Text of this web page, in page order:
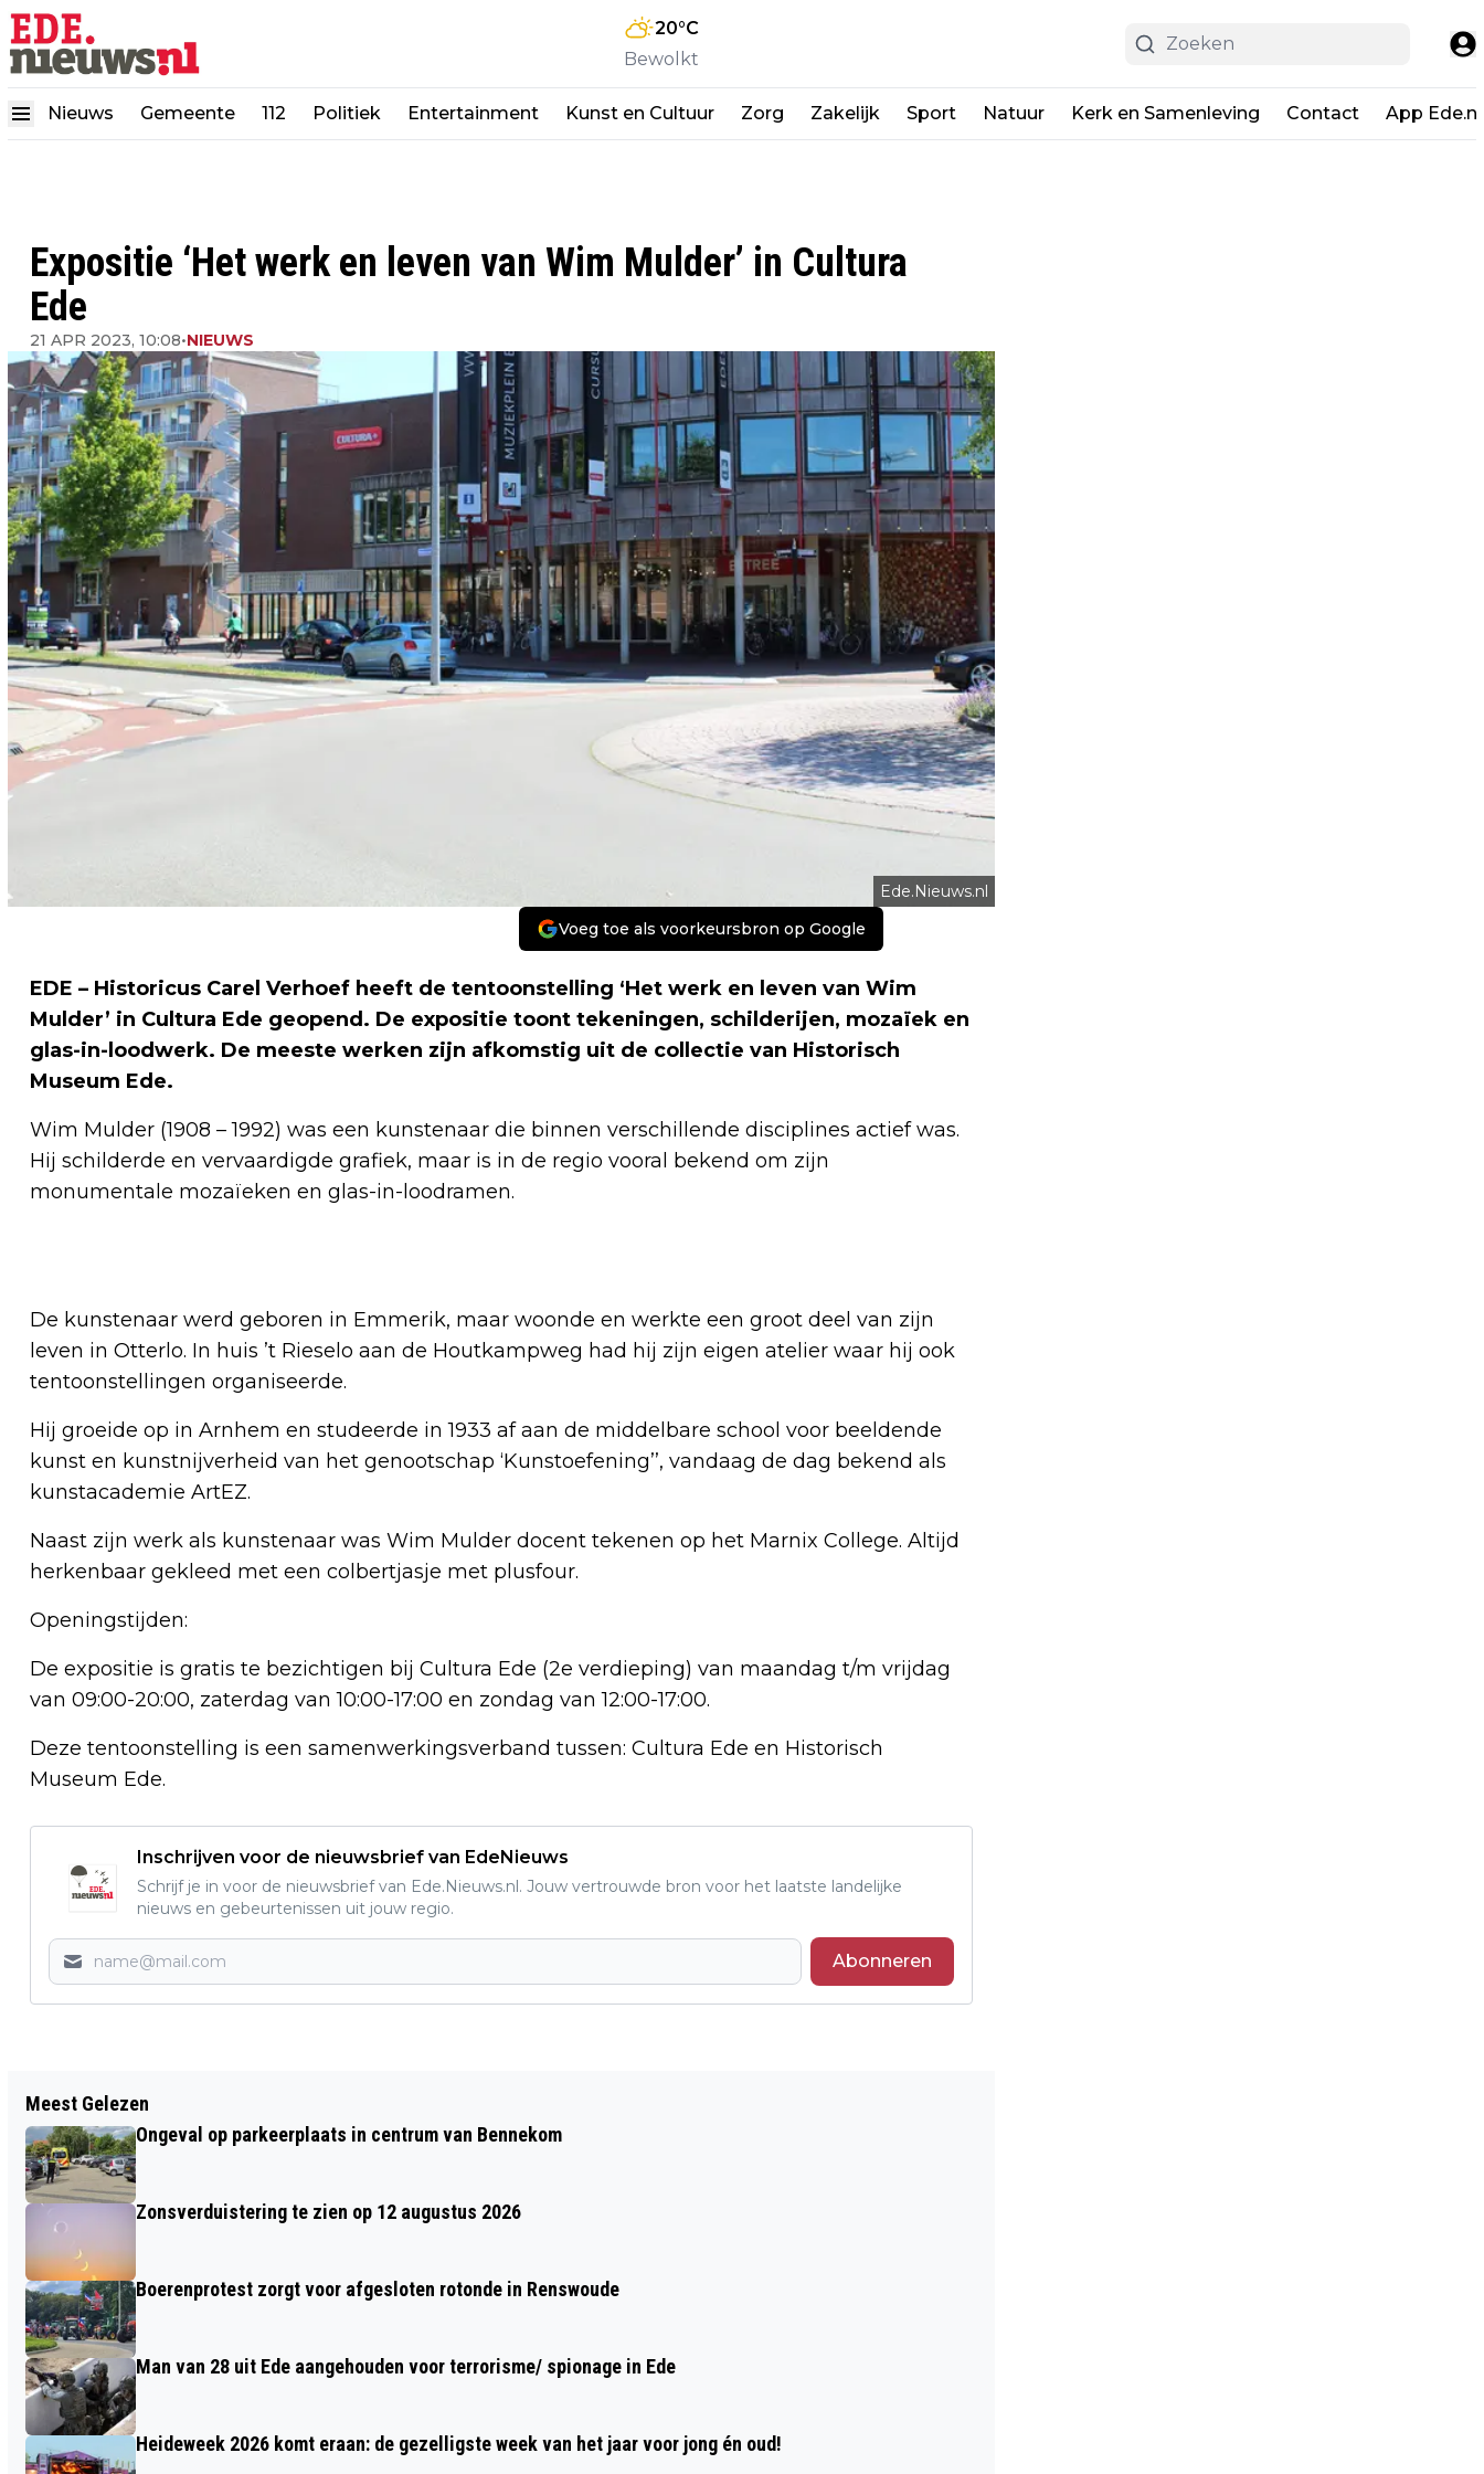
20°C
Bewolkt
Nieuws Gemeente 112 Politiek Entertainment Kunst en Cultuur Zorg Zakelijk Sport Natuur Kerk en Samenleving Contact App
Expositie ‘Het werk en leven van Wim Mulder’ in Cultura
Ede
21 APR 2023, 10:08•NIEUWS
Ede.Nieuws.nl
Voeg toe als voorkeursbron op Google
EDE – Historicus Carel Verhoef heeft de tentoonstelling ‘Het werk en leven van Wim
Mulder’ in Cultura Ede geopend. De expositie toont tekeningen, schilderijen, mozaïek en
glas-in-loodwerk. De meeste werken zijn afkomstig uit de collectie van Historisch
Museum Ede.
Wim Mulder (1908 – 1992) was een kunstenaar die binnen verschillende disciplines actief was.
Hij schilderde en vervaardigde grafiek, maar is in de regio vooral bekend om zijn
monumentale mozaïeken en glas-in-loodramen.
De kunstenaar werd geboren in Emmerik, maar woonde en werkte een groot deel van zijn
leven in Otterlo. In huis ’t Rieselo aan de Houtkampweg had hij zijn eigen atelier waar hij ook
tentoonstellingen organiseerde.
Hij groeide op in Arnhem en studeerde in 1933 af aan de middelbare school voor beeldende
kunst en kunstnijverheid van het genootschap ‘Kunstoefening’’, vandaag de dag bekend als
kunstacademie ArtEZ.
Naast zijn werk als kunstenaar was Wim Mulder docent tekenen op het Marnix College. Altijd
herkenbaar gekleed met een colbertjasje met plusfour.
Openingstijden:
De expositie is gratis te bezichtigen bij Cultura Ede (2e verdieping) van maandag t/m vrijdag
van 09:00-20:00, zaterdag van 10:00-17:00 en zondag van 12:00-17:00.
Deze tentoonstelling is een samenwerkingsverband tussen: Cultura Ede en Historisch
Museum Ede.
Inschrijven voor de nieuwsbrief van EdeNieuws
Schrijf je in voor de nieuwsbrief van Ede.Nieuws.nl. Jouw vertrouwde bron voor het laatste landelijke
nieuws en gebeurtenissen uit jouw regio.
Abonneren
CHEQUE VOOR KIKA BIJ DE SAM
SCHOOL OLYMPIADE
201 SOCIALE HUURWONINGEN OP AAN
Meest Gelezen
Ongeval op parkeerplaats in centrum van Bennekom
Zonsverduistering te zien op 12 augustus 2026
Boerenprotest zorgt voor afgesloten rotonde in Renswoude
Man van 28 uit Ede aangehouden voor terrorisme/ spionage in Ede
Heideweek 2026 komt eraan: de gezelligste week van het jaar voor jong én oud!